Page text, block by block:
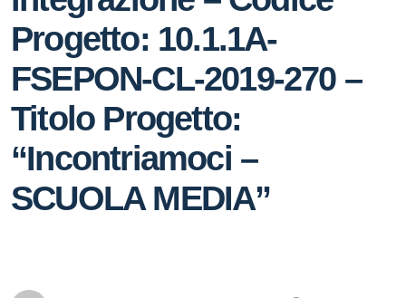
Progetto: 10.1.1A-
FSEPON-CL-2019-270 –
Titolo Progetto:
“Incontriamoci –
SCUOLA MEDIA”